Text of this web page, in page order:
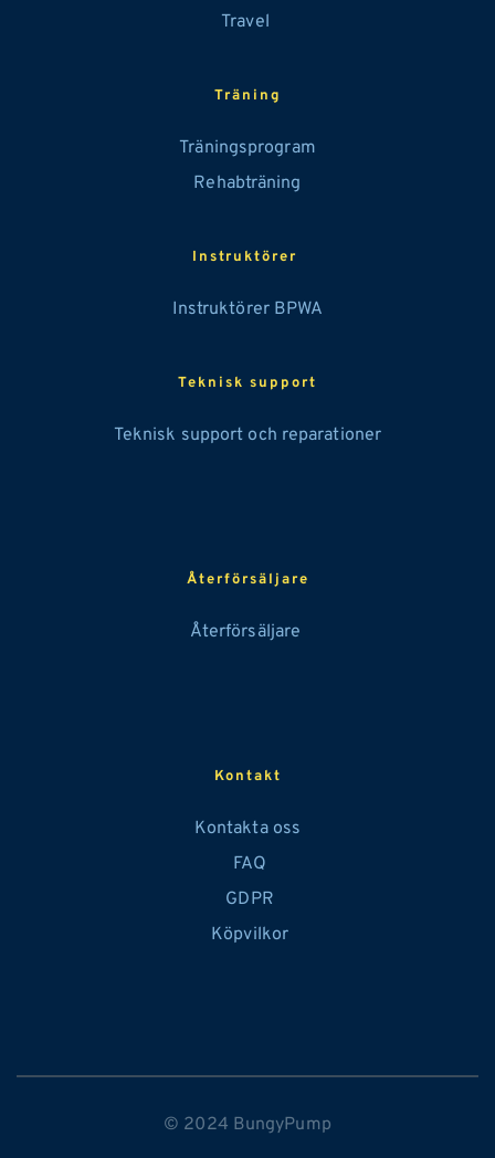
Travel
Träning
Träningsprogram
Rehabträning
Instruktörer
Instruktörer BPWA
Teknisk support
Teknisk support och reparationer
Återförsäljare
Återförsäljare
Kontakt
Kontakta oss
FAQ
GDPR
Köpvilkor
© 2024 BungyPump